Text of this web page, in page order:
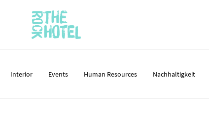
Interior Events Human Resources Nachhaltigkeit